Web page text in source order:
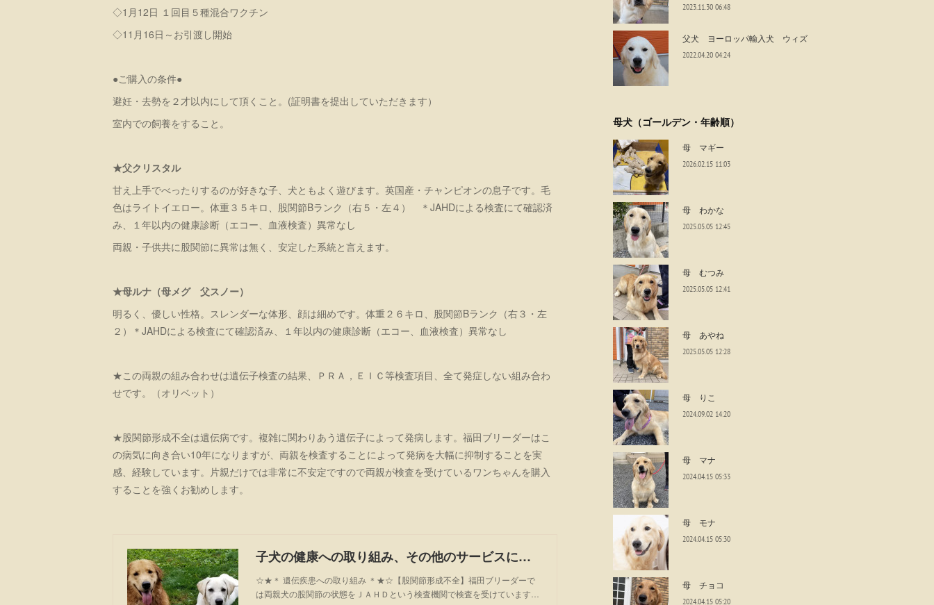
◇1月12日 １回目５種混合ワクチン
◇11月16日～お引渡し開始
●ご購入の条件●
避妊・去勢を２才以内にして頂くこと。(証明書を提出していただきます）
室内での飼養をすること。
★父クリスタル
甘え上手でべったりするのが好きな子、犬ともよく遊びます。英国産・チャンピオンの息子です。毛
色はライトイエロー。体重３５キロ、股関節Bランク（右５・左４） ＊JAHDによる検査にて確認済
み、１年以内の健康診断（エコー、血液検査）異常なし
両親・子供共に股関節に異常は無く、安定した系統と言えます。
★母ルナ（母メグ 父スノー）
明るく、優しい性格。スレンダーな体形、顔は細めです。体重２６キロ、股関節Bランク（右３・左
２）＊JAHDによる検査にて確認済み、１年以内の健康診断（エコー、血液検査）異常なし
★この両親の組み合わせは遺伝子検査の結果、ＰＲＡ，ＥＩＣ等検査項目、全て発症しない組み合わ
せです。（オリベット）
★股関節形成不全は遺伝病です。複雑に関わりあう遺伝子によって発病します。福田ブリーダーはこ
の病気に向き合い10年になりますが、両親を検査することによって発病を大幅に抑制することを実
感、経験しています。片親だけでは非常に不安定ですので両親が検査を受けているワンちゃんを購入
することを強くお勧めします。
子犬の健康への取り組み、その他のサービスについて
☆★＊ 遺伝疾患への取り組み ＊★☆【股関節形成不全】福田ブリーダーで
は両親犬の股関節の状態をＪＡＨＤという検査機関で検査を受けています…
2023.11.30 06:48
父犬 ヨーロッパ輸入犬 ウィズ
2022.04.20 04:24
母犬（ゴールデン・年齢順）
母 マギー
2026.02.15 11:03
母 わかな
2025.05.05 12:45
母 むつみ
2025.05.05 12:41
母 あやね
2025.05.05 12:28
母 りこ
2024.09.02 14:20
母 マナ
2024.04.15 05:33
母 モナ
2024.04.15 05:30
母 チョコ
2024.04.15 05:20